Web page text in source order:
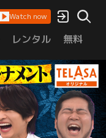
Watch now
レンタル 無料